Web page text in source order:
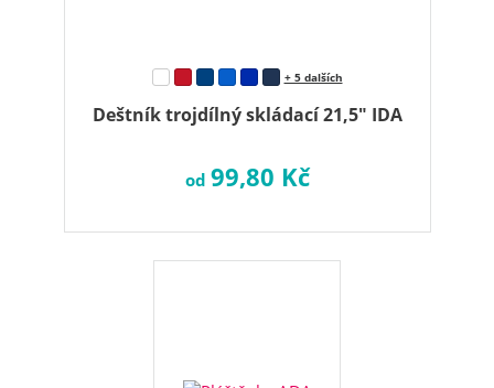
Deštník trojdílný skládací 21,5" IDA
+ 5 dalších
od 99,80 Kč